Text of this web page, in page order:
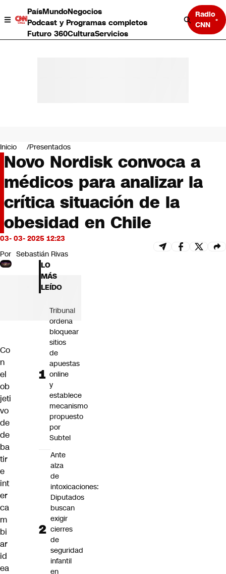
PaísMundoNegocios
Podcast y Programas completos
Futuro 360CulturaServicios
Radio
CNN
Negocios
Deportes
Programas completos
Cultura
Servicios
Bits
CNN tiempo
Futuro 360
Inicio Presentados
Novo Nordisk convoca a
médicos para analizar la
crítica situación de la
obesidad en Chile
03- 03- 2025 12:23
Por Sebastián Rivas
Co
n
el
ob
jeti
vo
de
de
ba
tir
e
int
er
ca
m
bi
ar
id
ea
LO
MÁS
LEÍDO
Tribunal
ordena
bloquear
sitios
de
apuestas
online
y
establece
mecanismo
propuesto
por
Subtel
Ante
alza
de
intoxicaciones:
Diputados
buscan
exigir
cierres
de
seguridad
infantil
en